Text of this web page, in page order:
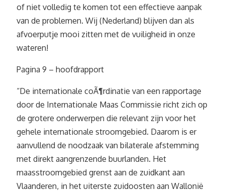
of niet volledig te komen tot een effectieve aanpak
van de problemen. Wij (Nederland) blijven dan als
afvoerputje mooi zitten met de vuiligheid in onze
wateren!
Pagina 9 – hoofdrapport
“De internationale coÃ¶rdinatie van een rapportage
door de Internationale Maas Commissie richt zich op
de grotere onderwerpen die relevant zijn voor het
gehele internationale stroomgebied. Daarom is er
aanvullend de noodzaak van bilaterale afstemming
met direkt aangrenzende buurlanden. Het
maasstroomgebied grenst aan de zuidkant aan
Vlaanderen, in het uiterste zuidoosten aan Wallonië